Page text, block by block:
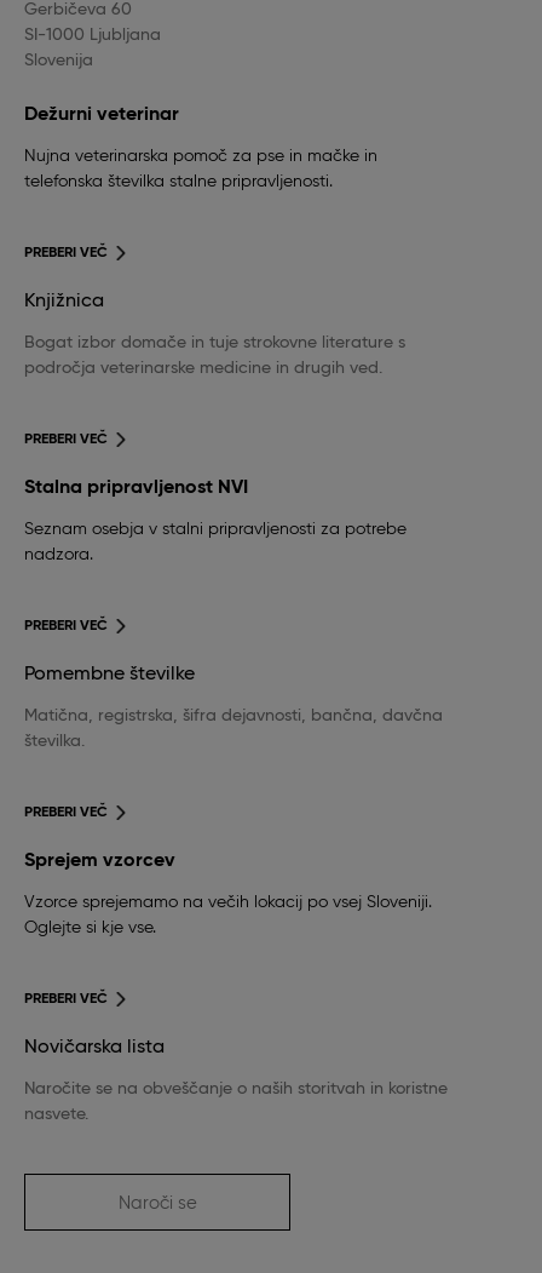
Gerbičeva 60
SI-1000 Ljubljana
Slovenija
Dežurni veterinar
Nujna veterinarska pomoč za pse in mačke in
telefonska številka stalne pripravljenosti.
PREBERI VEČ
Knjižnica
Bogat izbor domače in tuje strokovne literature s
področja veterinarske medicine in drugih ved.
PREBERI VEČ
Stalna pripravljenost NVI
Seznam osebja v stalni pripravljenosti za potrebe
nadzora.
PREBERI VEČ
Pomembne številke
Matična, registrska, šifra dejavnosti, bančna, davčna
številka.
PREBERI VEČ
Sprejem vzorcev
Vzorce sprejemamo na večih lokacij po vsej Sloveniji.
Oglejte si kje vse.
PREBERI VEČ
Novičarska lista
Naročite se na obveščanje o naših storitvah in koristne
nasvete.
Naroči se